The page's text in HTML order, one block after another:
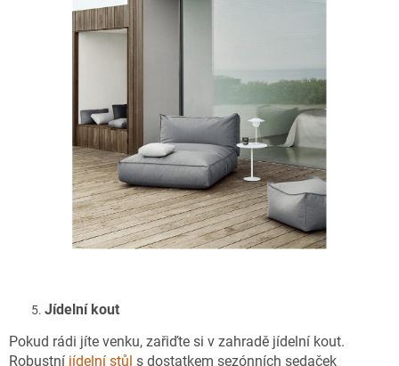
Jídelní kout
Pokud rádi jíte venku, zařiďte si v zahradě jídelní kout.
Robustní jídelní stůl s dostatkem sezónních sedaček